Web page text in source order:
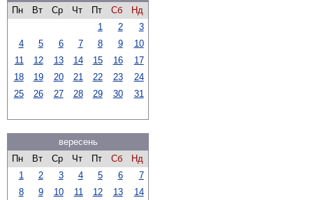
Пн
Вт Ср Чт Пт Сб
Нд
1
2
3
4
5 6 7 8 9
10
11
12 13 14 15 16
17
18
19 20 21 22 23
24
25
26 27 28 29 30 31
вересень
Пн
Вт Ср Чт Пт Сб
Нд
1
2 3 4 5 6
7
8
9 10 11 12 13 14